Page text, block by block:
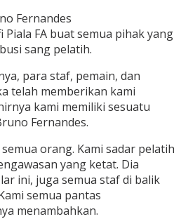
Fernandes
FA buat semua pihak yang
sang pelatih.
para staf, pemain, dan
telah memberikan kami
kami memiliki sesuatu
Fernandes.
orang. Kami sadar pelatih
yang ketat. Dia
ini, juga semua staf di balik
semua pantas
menambahkan.